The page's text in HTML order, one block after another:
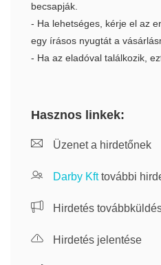
becsapják.
- Ha lehetséges, kérje el az
egy írásos nyugtát a
- Ha az eladóval találkozik,
Hasznos linkek:
Üzenet a hirdetőnek
Darby Kfttovábbi
Hirdetés
Hirdetés jelentése